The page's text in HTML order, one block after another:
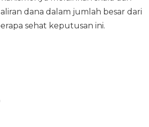
dana dalam jumlah besar dari
sehat keputusan ini.